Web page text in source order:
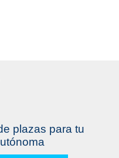
plazas para tu